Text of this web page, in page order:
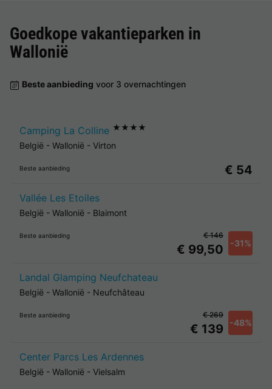
Goedkope vakantieparken in
Wallonië
Beste aanbieding voor 3 overnachtingen
Camping La Colline ★★★★
België - Wallonië - Virton
Beste aanbieding € 54
Vallée Les Etoiles
België - Wallonië - Blaimont
Beste aanbieding
€ 99,50 -31%
€ 146
Landal Glamping Neufchateau
België - Wallonië - Neufchâteau
Beste aanbieding
€ 139 -48%
€ 269
Center Parcs Les Ardennes
België - Wallonië - Vielsalm